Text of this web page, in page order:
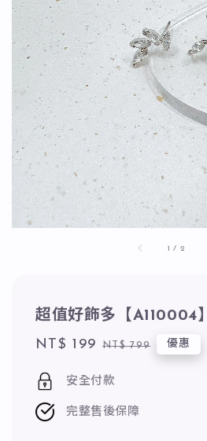
1 / 2
超值好飾多【A110004】
Sale
NT$ 199 Regular
NT$ 799 優惠
安全付款
完整售後保障